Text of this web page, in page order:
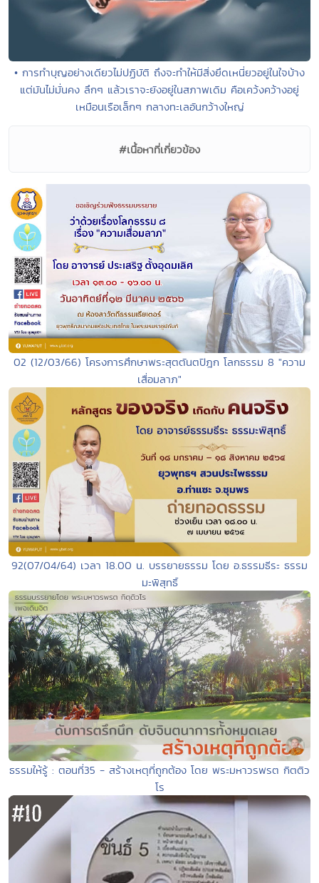
• การทำบุญอย่างเดียวไม่ปฏิบัติ ถึงจะทำให้มีสิ่งยึดเหนี่ยวอยู่ในใจบ้าง
แต่มันไม่มั่นคง ลึกๆ แล้วเราจะยังอยู่ในสภาพเดิม คือเคว้งคว้างอยู่
เหมือนเรือเล็กๆ กลางทะเลอันกว้างใหญ่
#เนื้อหาที่เกี่ยวข้อง
02 (12/03/66) โครงการศึกษาพระสุตตันตปิฎก โลกธรรม 8 "ความ
เสื่อมลาภ"
92(07/04/64) เวลา 18.00 น. บรรยายธรรม โดย อ.ธรรมธีระ ธรรม
มะพิสุทธิ์
ธรรมให้รู้ : ตอนที่35 - สร้างเหตุที่ถูกต้อง โดย พระมหาวรพรต กิตติว
โร